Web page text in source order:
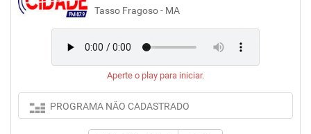
Tasso Fragoso - MA
Aperte o play para iniciar.
PROGRAMA NÃO CADASTRADO